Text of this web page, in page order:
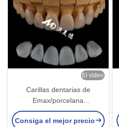
El video
Carillas dentarias de
Emax/porcelana
personalizadas de alta
precisión para odontología
Consiga el mejor precio